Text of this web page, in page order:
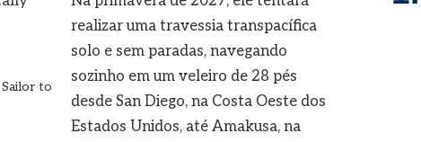
to
realizar uma travessia transpacífica
solo e sem paradas, navegando
sozinho em um veleiro de 28 pés
desde San Diego, na Costa Oeste dos
Estados Unidos, até Amakusa, na